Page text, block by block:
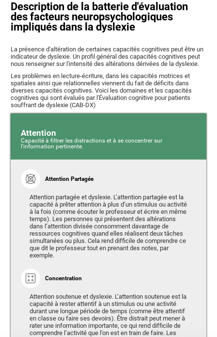
Description de la batterie d'évaluation
des facteurs neuropsychologiques
impliqués dans la dyslexie
La présence d'altération de certaines capacités cognitives peut être un
indicateur de dyslexie. Un profil général des capacités cognitives peut
nous renseigner sur l'intensité des altérations dérivées de la dyslexie.
Les problèmes en lecture-écriture, dans les capacités motrices et
spatiales ainsi que relationnelles viennent du fait de déficits dans
diverses capacités cognitives. Voici les domaines et les capacités
cognitives qui sont évalués par l'Évaluation cognitive pour patients
souffrant de dyslexie (CAB-DX)
Attention
Capacité à filtrer les distractions et à se concentrer sur
l'information pertinente.
Attention Partagée
Attention partagée et dyslexie. L’attention partagée est la
capacité à prêter attention à plus d’un stimulus ou activité
à la fois (comme écouter le professeur et écrire en même
temps). Les personnes qui présentent des altérations
dans l’attention divisée consomment davantage de
ressources cognitives quand elles réalisent deux tâches
simultanées ou plus. Cela rend difficile de comprendre ce
que dit le professeur tout en prenant des notes, par
exemple.
Concentration
Attention soutenue et dyslexie. L’attention soutenue est la
capacité à rester attentif à un stimulus ou une activité
durant une longue période de temps (comme être attentif
en classe ou faire ses devoirs). Être distrait peut mener à
rater une information importante, ce qui rend difficile de
comprendre l’activité que l’on est en train de faire. Les